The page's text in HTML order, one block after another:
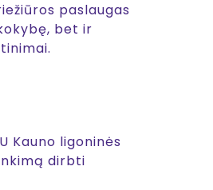
paslaugas
bet ir
Kauno ligoninės
dirbti